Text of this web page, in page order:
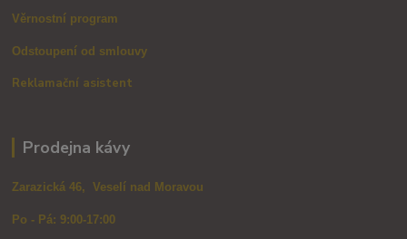
Věrnostní program
Odstoupení od smlouvy
Reklamační asistent
Prodejna kávy
Zarazická 46, Veselí nad Moravou
Po - Pá: 9:00-17:00